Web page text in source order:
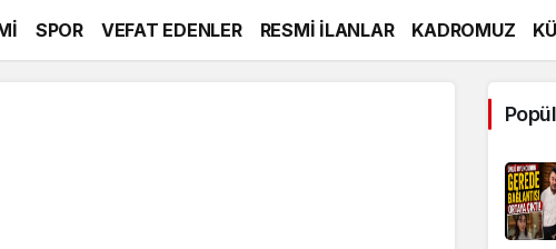
SPOR VEFAT EDENLER RESMİ İLANLAR KADROMUZ